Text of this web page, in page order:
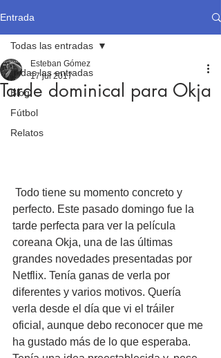
Entrada
Todas las entradas
Blog
Fútbol
Relatos
Todas las entradas
Tarde dominical para Okja
Esteban Gómez
17 jul 2017
perfecto. Este pasado domingo fue la
tarde perfecta para ver la película
coreana Okja, una de las últimas
grandes novedades presentadas por
Netflix. Tenía ganas de verla por
diferentes y varios motivos. Quería
verla desde el día que vi el tráiler
oficial, aunque debo reconocer que me
ha gustado más de lo que esperaba.